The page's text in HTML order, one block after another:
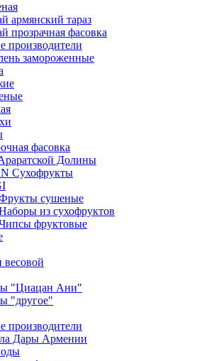
армянский тараз
прозрачная фасовка
производители
замороженные
фасовка
Долины
Сухофрукты
сушеные
из сухофруктов
фруктовые
весовой
"Циацан Ани"
"другое"
производители
Дары Армении